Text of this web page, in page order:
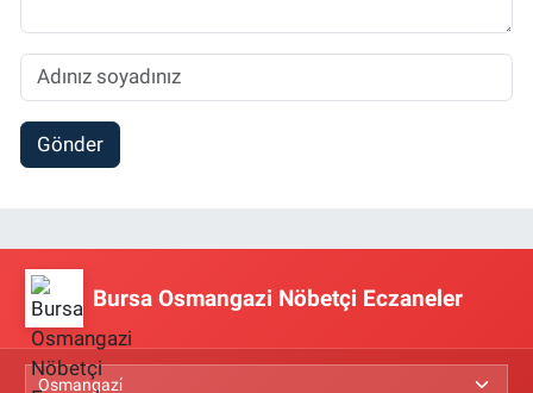
Gönder
Bursa Osmangazi Nöbetçi Eczaneler